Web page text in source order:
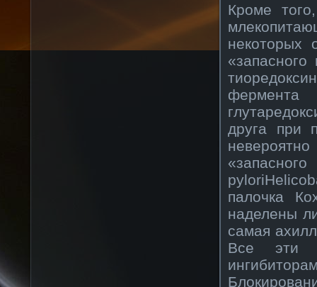
Кроме
некоторых
друга при
палочка
наделены
самая
Все эти